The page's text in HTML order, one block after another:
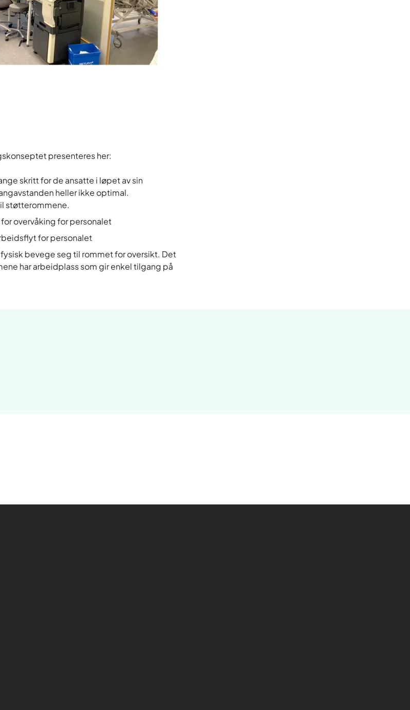
presenteres her:
skritt for de ansatte i løpet av sin
heller ikke optimal.
støtterommene.
overvåking for personalet
for personalet
bevege seg til rommet for oversikt. Det
har arbeidplass som gir enkel tilgang på